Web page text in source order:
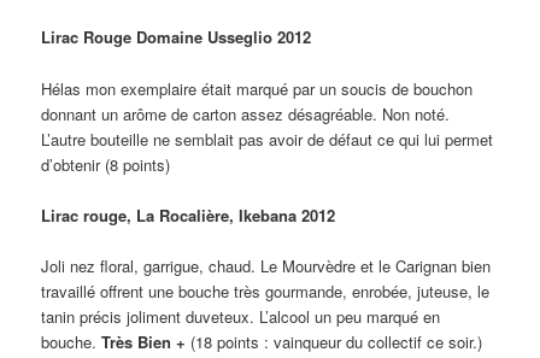
Lirac Rouge Domaine Usseglio 2012
Hélas mon exemplaire était marqué par un soucis de bouchon
donnant un arôme de carton assez désagréable. Non noté.
L’autre bouteille ne semblait pas avoir de défaut ce qui lui permet
d’obtenir (8 points)
Lirac rouge, La Rocalière, Ikebana 2012
Joli nez floral, garrigue, chaud. Le Mourvèdre et le Carignan bien
travaillé offrent une bouche très gourmande, enrobée, juteuse, le
tanin précis joliment duveteux. L’alcool un peu marqué en
bouche.Très Bien + (18 points : vainqueur du collectif ce soir.)